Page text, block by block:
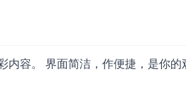
容。 界面简洁，作便捷，是你的